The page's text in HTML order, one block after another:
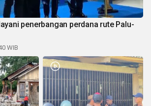
penerbangan perdana rute Palu-
WIB